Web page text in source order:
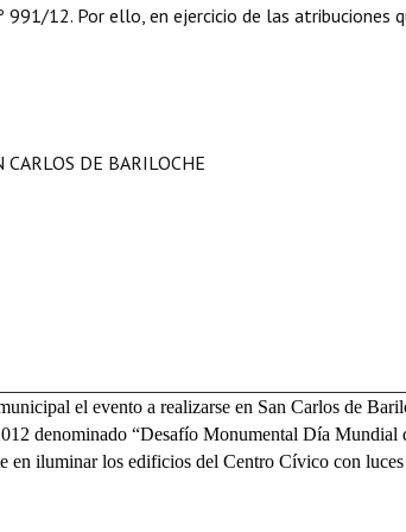
991/12. Por ello, en ejercicio de las atribuciones
CARLOS DE BARILOCHE
el evento a realizarse en San Carlos de
denominado “Desafío Monumental Día Mundial
en iluminar los edificios del Centro Cívico con luces